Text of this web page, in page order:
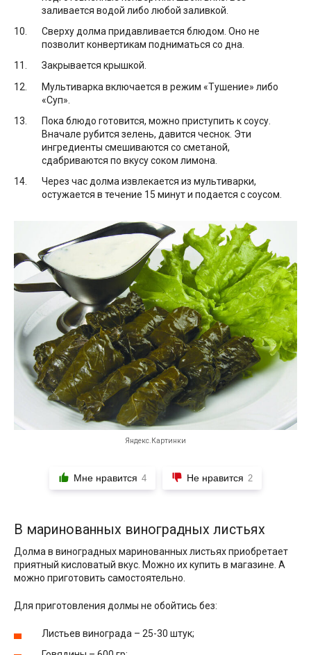
заливается водой либо любой заливкой.
Сверху долма придавливается блюдом. Оно не
позволит конвертикам подниматься со дна.
Закрывается крышкой.
Мультиварка включается в режим «Тушение» либо
«Суп».
Пока блюдо готовится, можно приступить к соусу.
Вначале рубится зелень, давится чеснок. Эти
ингредиенты смешиваются со сметаной,
сдабриваются по вкусу соком лимона.
Через час долма извлекается из мультиварки,
остужается в течение 15 минут и подается с соусом.
Яндекс.Картинки
Мне нравится 4 Не нравится 2
В маринованных виноградных листьях
Долма в виноградных маринованных листьях приобретает
приятный кисловатый вкус. Можно их купить в магазине. А
можно приготовить самостоятельно.
Для приготовления долмы не обойтись без:
Листьев винограда – 25-30 штук;